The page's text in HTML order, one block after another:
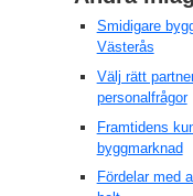
Smidigare
Västerås
Välj rätt
personalfrågor
Framtidens
byggmarknad
Fördelar med